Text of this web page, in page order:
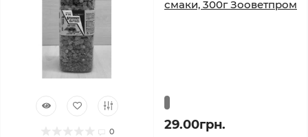
0
смаки, 300г Зооветпром
29.00грн.